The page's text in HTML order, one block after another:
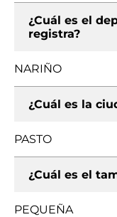
¿Cuál es el
registra?
NARIÑO
¿Cuál es la
PASTO
¿Cuál es el
PEQUEÑA